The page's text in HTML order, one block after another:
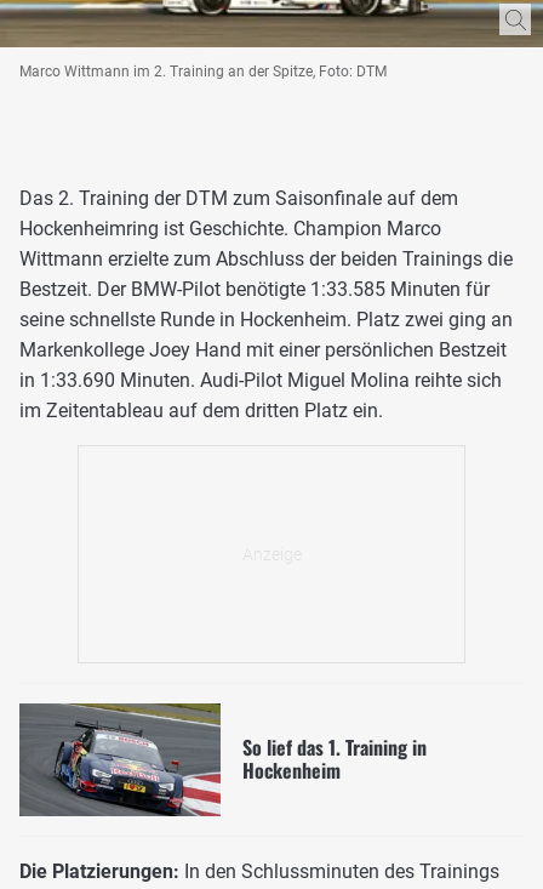
Marco Wittmann im 2. Training an der Spitze, Foto: DTM
Das 2. Training der DTM zum Saisonfinale auf dem
Hockenheimring ist Geschichte. Champion Marco
Wittmann erzielte zum Abschluss der beiden Trainings die
Bestzeit. Der BMW-Pilot benötigte 1:33.585 Minuten für
seine schnellste Runde in Hockenheim. Platz zwei ging an
Markenkollege Joey Hand mit einer persönlichen Bestzeit
in 1:33.690 Minuten. Audi-Pilot Miguel Molina reihte sich
im Zeitentableau auf dem dritten Platz ein.
So lief das 1. Training in
Hockenheim
Die Platzierungen: In den Schlussminuten des Trainings